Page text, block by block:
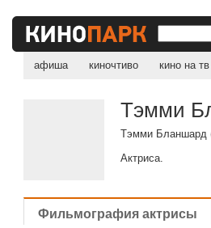
афиша киночтиво кино на тв
Тэмми
Тэмми Бланшард
Актриса.
Фильмография актрисы